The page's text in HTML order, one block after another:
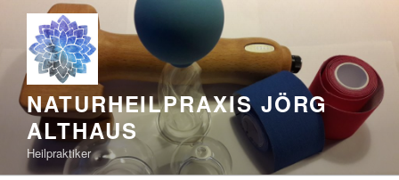
springen
NATURHEILPRAXIS JÖRG
ALTHAUS
Heilpraktiker